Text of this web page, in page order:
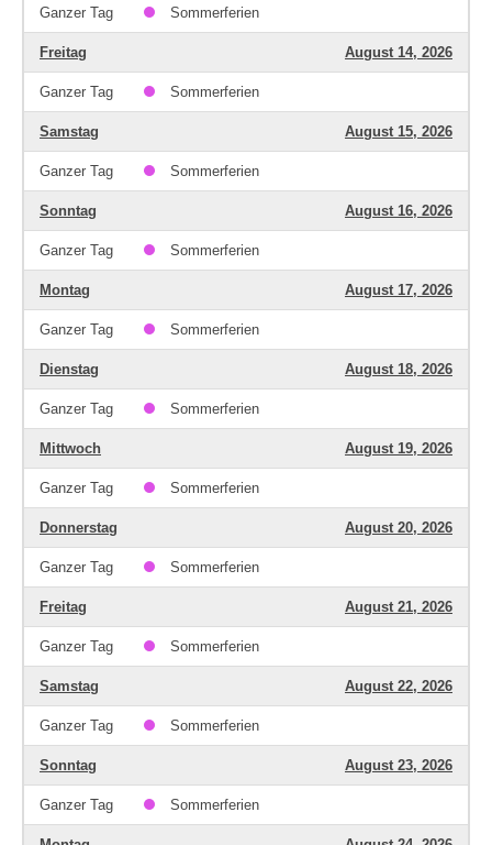
Ganzer Tag Sommerferien
Freitag August 14, 2026
Ganzer Tag Sommerferien
Samstag August 15, 2026
Ganzer Tag Sommerferien
Sonntag August 16, 2026
Ganzer Tag Sommerferien
Montag August 17, 2026
Ganzer Tag Sommerferien
Dienstag August 18, 2026
Ganzer Tag Sommerferien
Mittwoch August 19, 2026
Ganzer Tag Sommerferien
Donnerstag August 20, 2026
Ganzer Tag Sommerferien
Freitag August 21, 2026
Ganzer Tag Sommerferien
Samstag August 22, 2026
Ganzer Tag Sommerferien
Sonntag August 23, 2026
Ganzer Tag Sommerferien